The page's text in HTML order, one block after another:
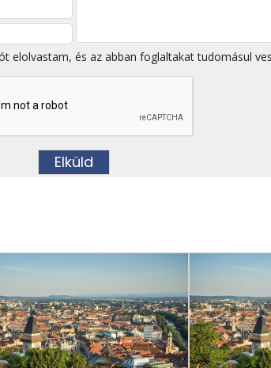
elolvastam, és az abban foglaltakat tudomásul